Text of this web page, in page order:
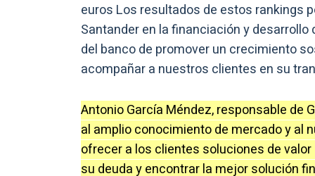
euros Los resultados de estos rankings
Santander en la financiación y
del banco de promover un crecimiento
acompañar a nuestros clientes en su
Antonio García Méndez, responsable de
al amplio conocimiento de mercado y al
ofrecer a los clientes soluciones de
su deuda y encontrar la mejor solución